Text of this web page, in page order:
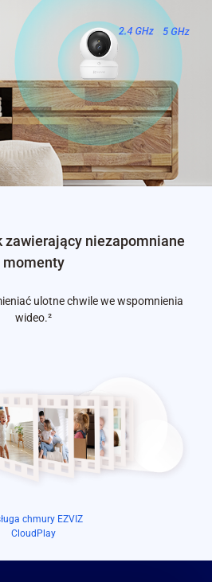
niezapomniane
momenty
ulotne chwile we wspomnienia
wideo.²
chmury EZVIZ
CloudPlay